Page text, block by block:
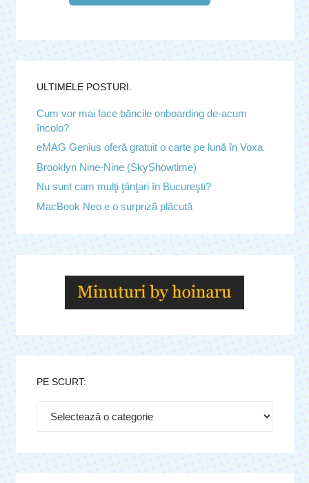
ULTIMELE POSTURI.
Cum vor mai face băncile onboarding de-acum
încolo?
eMAG Genius oferă gratuit o carte pe lună în Voxa
Brooklyn Nine-Nine (SkyShowtime)
Nu sunt cam mulţi ţânţari în Bucureşti?
MacBook Neo e o surpriză plăcută
PE SCURT: